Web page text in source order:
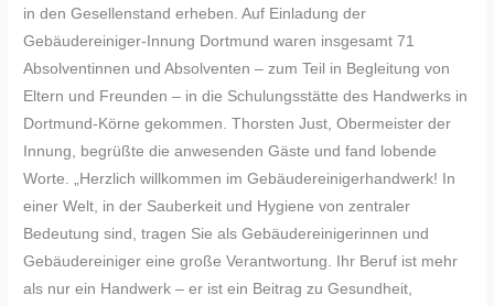
in den Gesellenstand erheben. Auf Einladung der
Gebäudereiniger-Innung Dortmund waren insgesamt 71
Absolventinnen und Absolventen – zum Teil in Begleitung von
Eltern und Freunden – in die Schulungsstätte des Handwerks in
Dortmund-Körne gekommen. Thorsten Just, Obermeister der
Innung, begrüßte die anwesenden Gäste und fand lobende
Worte. „Herzlich willkommen im Gebäudereinigerhandwerk! In
einer Welt, in der Sauberkeit und Hygiene von zentraler
Bedeutung sind, tragen Sie als Gebäudereinigerinnen und
Gebäudereiniger eine große Verantwortung. Ihr Beruf ist mehr
als nur ein Handwerk – er ist ein Beitrag zu Gesundheit,